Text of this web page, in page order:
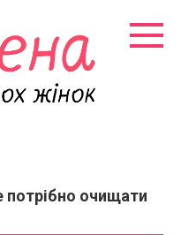
потрібно очищати